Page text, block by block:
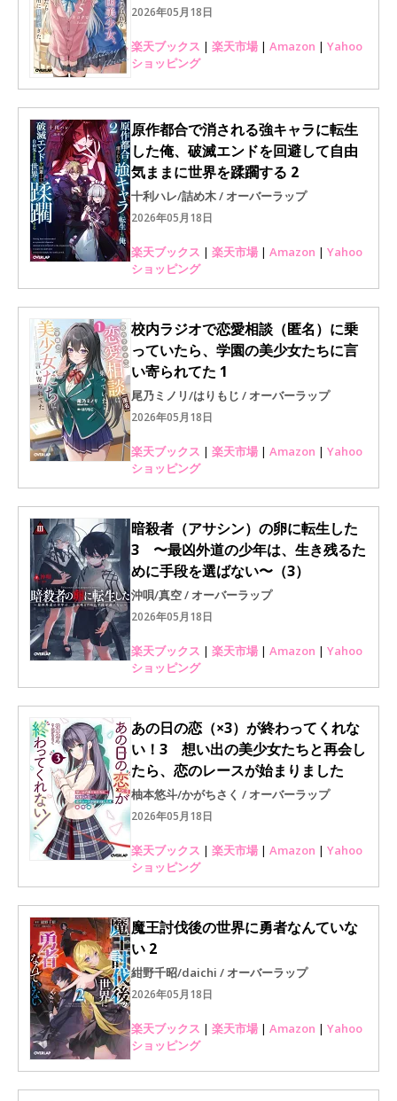
2026年05月18日
楽天ブックス | 楽天市場 | Amazon | Yahoo
ショッピング
原作都合で消される強キャラに転生
した俺、破滅エンドを回避して自由
気ままに世界を蹂躙する 2
十利ハレ/詰め木 / オーバーラップ
2026年05月18日
楽天ブックス | 楽天市場 | Amazon | Yahoo
ショッピング
校内ラジオで恋愛相談（匿名）に乗
っていたら、学園の美少女たちに言
い寄られてた 1
尾乃ミノリ/はりもじ / オーバーラップ
2026年05月18日
楽天ブックス | 楽天市場 | Amazon | Yahoo
ショッピング
暗殺者（アサシン）の卵に転生した
3 〜最凶外道の少年は、生き残るた
めに手段を選ばない〜（3）
沖唄/真空 / オーバーラップ
2026年05月18日
楽天ブックス | 楽天市場 | Amazon | Yahoo
ショッピング
あの日の恋（×3）が終わってくれな
い！3 想い出の美少女たちと再会し
たら、恋のレースが始まりました
柚本悠斗/かがちさく / オーバーラップ
2026年05月18日
楽天ブックス | 楽天市場 | Amazon | Yahoo
ショッピング
魔王討伐後の世界に勇者なんていな
い 2
紺野千昭/daichi / オーバーラップ
2026年05月18日
楽天ブックス | 楽天市場 | Amazon | Yahoo
ショッピング